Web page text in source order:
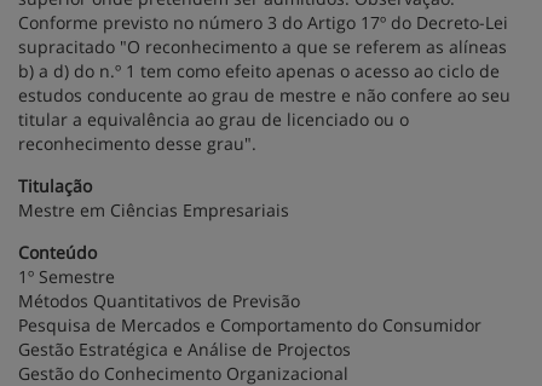
Conforme previsto no número 3 do Artigo 17º do Decreto-Lei
supracitado "O reconhecimento a que se referem as alíneas
b) a d) do n.º 1 tem como efeito apenas o acesso ao ciclo de
estudos conducente ao grau de mestre e não confere ao seu
titular a equivalência ao grau de licenciado ou o
reconhecimento desse grau".
Titulação
Mestre em Ciências Empresariais
Conteúdo
1º Semestre
Métodos Quantitativos de Previsão
Pesquisa de Mercados e Comportamento do Consumidor
Gestão Estratégica e Análise de Projectos
Gestão do Conhecimento Organizacional